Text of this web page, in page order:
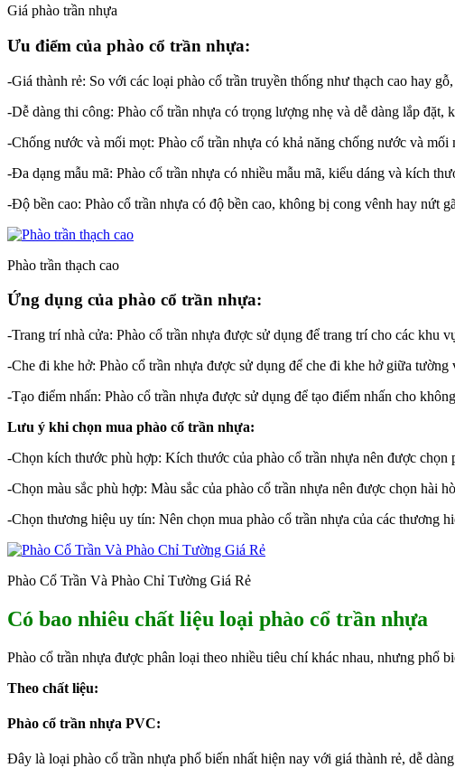
Giá phào trần nhựa
Ưu điểm của phào cổ trần nhựa:
-Giá thành rẻ: So với các loại phào cổ trần truyền thống như thạch cao hay
-Dễ dàng thi công: Phào cổ trần nhựa có trọng lượng nhẹ và dễ dàng lắp đặt,
-Chống nước và mối mọt: Phào cổ trần nhựa có khả năng chống nước và
-Đa dạng mẫu mã: Phào cổ trần nhựa có nhiều mẫu mã, kiểu dáng và kích
-Độ bền cao: Phào cổ trần nhựa có độ bền cao, không bị cong vênh hay nứt
Phào trần thạch cao
Ứng dụng của phào cổ trần nhựa:
-Trang trí nhà cửa: Phào cổ trần nhựa được sử dụng để trang trí cho các
-Che đi khe hở: Phào cổ trần nhựa được sử dụng để che đi khe hở giữa
-Tạo điểm nhấn: Phào cổ trần nhựa được sử dụng để tạo điểm nhấn cho
Lưu ý khi chọn mua phào cổ trần nhựa:
-Chọn kích thước phù hợp: Kích thước của phào cổ trần nhựa nên được chọn
-Chọn màu sắc phù hợp: Màu sắc của phào cổ trần nhựa nên được chọn hài
-Chọn thương hiệu uy tín: Nên chọn mua phào cổ trần nhựa của các thương
Phào Cổ Trần Và Phào Chỉ Tường Giá Rẻ
Có bao nhiêu chất liệu loại phào cổ trần nhựa
Phào cổ trần nhựa được phân loại theo nhiều tiêu chí khác nhau, nhưng phổ
Theo chất liệu:
Phào cổ trần nhựa PVC:
Đây là loại phào cổ trần nhựa phổ biến nhất hiện nay với giá thành rẻ, dễ